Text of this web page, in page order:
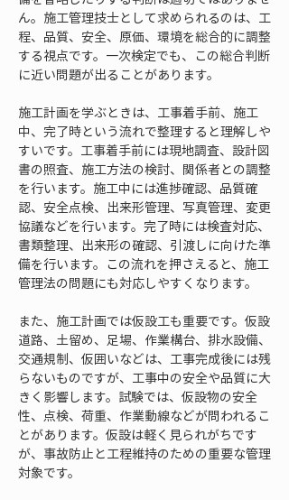
ん。施工管理技士として求められるのは、工
程、品質、安全、原価、環境を総合的に調整
する視点です。一次検定でも、この総合判断
に近い問題が出ることがあります。
施工計画を学ぶときは、工事着手前、施工
中、完了時という流れで整理すると理解しや
すいです。工事着手前には現地調査、設計図
書の照査、施工方法の検討、関係者との調整
を行います。施工中には進捗確認、品質確
認、安全点検、出来形管理、写真管理、変更
協議などを行います。完了時には検査対応、
書類整理、出来形の確認、引渡しに向けた準
備を行います。この流れを押さえると、施工
管理法の問題にも対応しやすくなります。
また、施工計画では仮設工も重要です。仮設
道路、土留め、足場、作業構台、排水設備、
交通規制、仮囲いなどは、工事完成後には残
らないものですが、工事中の安全や品質に大
きく影響します。試験では、仮設物の安全
性、点検、荷重、作業動線などが問われるこ
とがあります。仮設は軽く見られがちです
が、事故防止と工程維持のための重要な管理
対象です。